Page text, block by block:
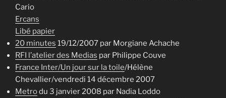
Cario
Ercans
Libé papier
20 minutes 19/12/2007 par Morgiane Achache
RFI l’atelier des Medias par Philippe Couve
France Inter/Un jour sur la toile/Hélène
Chevallier/vendredi 14 décembre 2007
Metrodu 3 janvier 2008 par Nadia Loddo